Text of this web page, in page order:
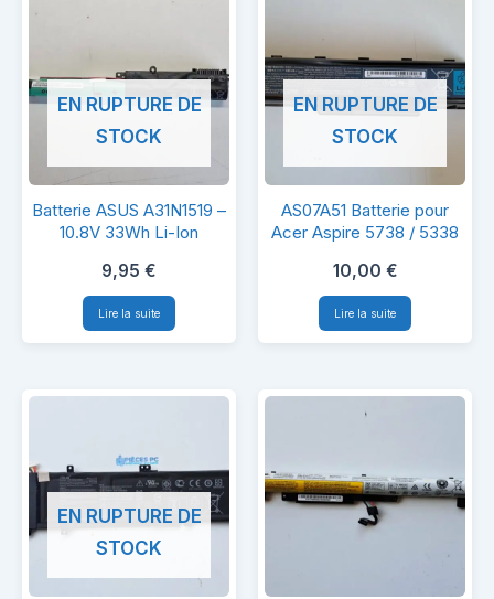
Batterie
ASUS
A31N1519
–
10.8V
Li-
EN RUPTURE DE
STOCK
Batterie ASUS A31N1519 –
10.8V 33Wh Li-Ion
9,95 €
Lire la suite
AS07A51
Batterie
pour
Acer
Aspire
/
5338
EN RUPTURE DE
STOCK
AS07A51 Batterie pour
Acer Aspire 5738 / 5338
10,00 €
Lire la suite
EN RUPTURE DE
STOCK